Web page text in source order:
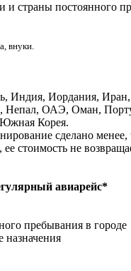
страны постоянного
внуки.
Индия, Иордания,
ОАЭ, Оман,
Корея.
сделано
стоимость не
авиарейс*
пребывания в городе
назначения